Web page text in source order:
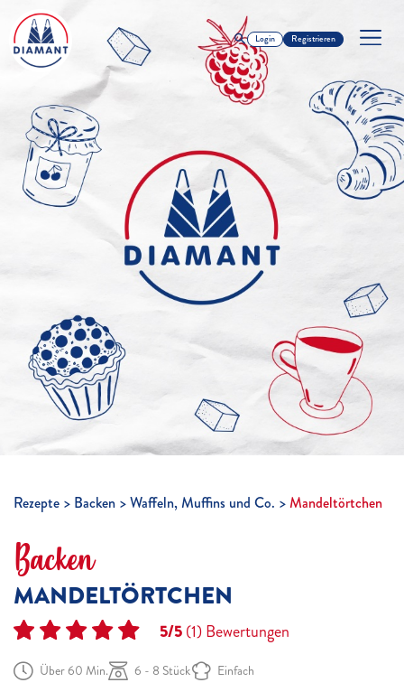
Login Registrieren
Rezepte Backen Waffeln, Muffins und Co. Mandeltörtchen
Backen
MANDELTÖRTCHEN
5/5(1)Bewertungen
Über 60 Min. 6 - 8 Stück Einfach